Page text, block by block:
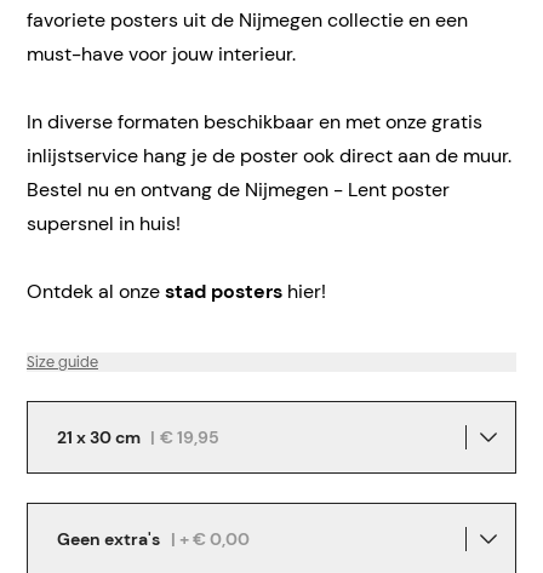
favoriete posters uit de Nijmegen collectie en een
must-have voor jouw interieur.
In diverse formaten beschikbaar en met onze gratis
inlijstservice hang je de poster ook direct aan de muur.
Bestel nu en ontvang de Nijmegen - Lent poster
supersnel in huis!
Ontdek al onzestad posters hier!
Size guide
21 x 30 cm | € 19,95
Geen extra's | + € 0,00